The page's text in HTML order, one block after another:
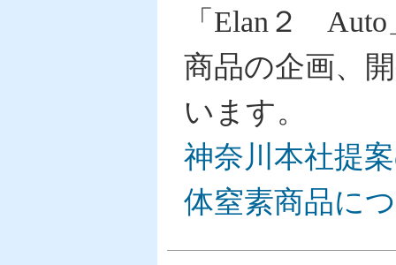
「Elan２
商品の企画、
います。
神奈川本社提
体窒素商品に